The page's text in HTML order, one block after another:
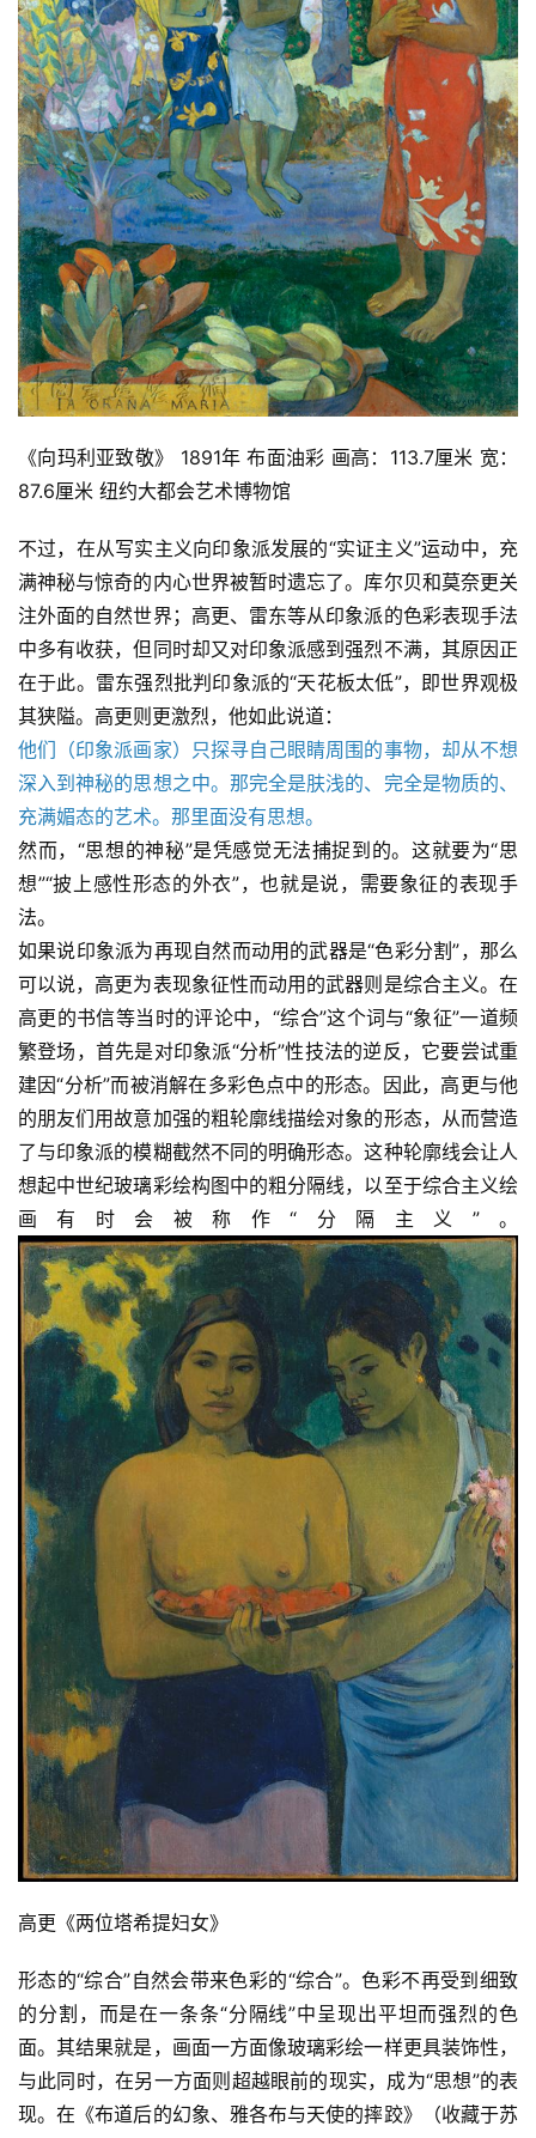
《向玛利亚致敬》 1891年 布面油彩 画高：113.7厘米 宽：
87.6厘米 纽约大都会艺术博物馆
不过，在从写实主义向印象派发展的“实证主义”运动中，充
满神秘与惊奇的内心世界被暂时遗忘了。库尔贝和莫奈更关
注外面的自然世界；高更、雷东等从印象派的色彩表现手法
中多有收获，但同时却又对印象派感到强烈不满，其原因正
在于此。雷东强烈批判印象派的“天花板太低”，即世界观极
其狭隘。高更则更激烈，他如此说道：
他们（印象派画家）只探寻自己眼睛周围的事物，却从不想
深入到神秘的思想之中。那完全是肤浅的、完全是物质的、
充满媚态的艺术。那里面没有思想。
然而，“思想的神秘”是凭感觉无法捕捉到的。这就要为“思
想”“披上感性形态的外衣”，也就是说，需要象征的表现手
法。
如果说印象派为再现自然而动用的武器是“色彩分割”，那么
可以说，高更为表现象征性而动用的武器则是综合主义。在
高更的书信等当时的评论中，“综合”这个词与“象征”一道频
繁登场，首先是对印象派“分析”性技法的逆反，它要尝试重
建因“分析”而被消解在多彩色点中的形态。因此，高更与他
的朋友们用故意加强的粗轮廓线描绘对象的形态，从而营造
了与印象派的模糊截然不同的明确形态。这种轮廓线会让人
想起中世纪玻璃彩绘构图中的粗分隔线，以至于综合主义绘
画有时会被称作“分隔主义”。
高更《两位塔希提妇女》
形态的“综合”自然会带来色彩的“综合”。色彩不再受到细致
的分割，而是在一条条“分隔线”中呈现出平坦而强烈的色
面。其结果就是，画面一方面像玻璃彩绘一样更具装饰性，
与此同时，在另一方面则超越眼前的现实，成为“思想”的表
现。在《布道后的幻象、雅各布与天使的摔跤》（收藏于苏